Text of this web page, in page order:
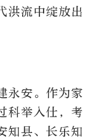
洪流中绽放出
永安。作为家
科举入仕，考
知县、长乐知